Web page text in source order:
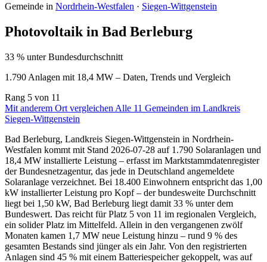
Gemeinde in Nordrhein-Westfalen · Siegen-Wittgenstein
Photovoltaik in Bad Berleburg
33 % unter Bundesdurchschnitt
1.790 Anlagen mit 18,4 MW – Daten, Trends und Vergleich
Rang 5 von 11
Mit anderem Ort vergleichen Alle 11 Gemeinden im Landkreis
Siegen-Wittgenstein
Bad Berleburg, Landkreis Siegen-Wittgenstein in Nordrhein-
Westfalen kommt mit Stand 2026-07-28 auf 1.790 Solaranlagen und
18,4 MW installierte Leistung – erfasst im Marktstammdatenregister
der Bundesnetzagentur, das jede in Deutschland angemeldete
Solaranlage verzeichnet. Bei 18.400 Einwohnern entspricht das 1,00
kW installierter Leistung pro Kopf – der bundesweite Durchschnitt
liegt bei 1,50 kW, Bad Berleburg liegt damit 33 % unter dem
Bundeswert. Das reicht für Platz 5 von 11 im regionalen Vergleich,
ein solider Platz im Mittelfeld. Allein in den vergangenen zwölf
Monaten kamen 1,7 MW neue Leistung hinzu – rund 9 % des
gesamten Bestands sind jünger als ein Jahr. Von den registrierten
Anlagen sind 45 % mit einem Batteriespeicher gekoppelt, was auf